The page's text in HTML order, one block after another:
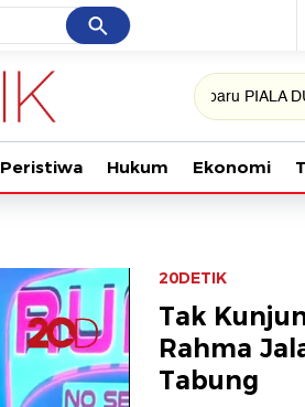
Cancel
Tonton kabar terbaru PIALA DUNIA 2026
Peristiwa Hukum Ekonomi
20DETIK
Tak
Rahma
Tabung